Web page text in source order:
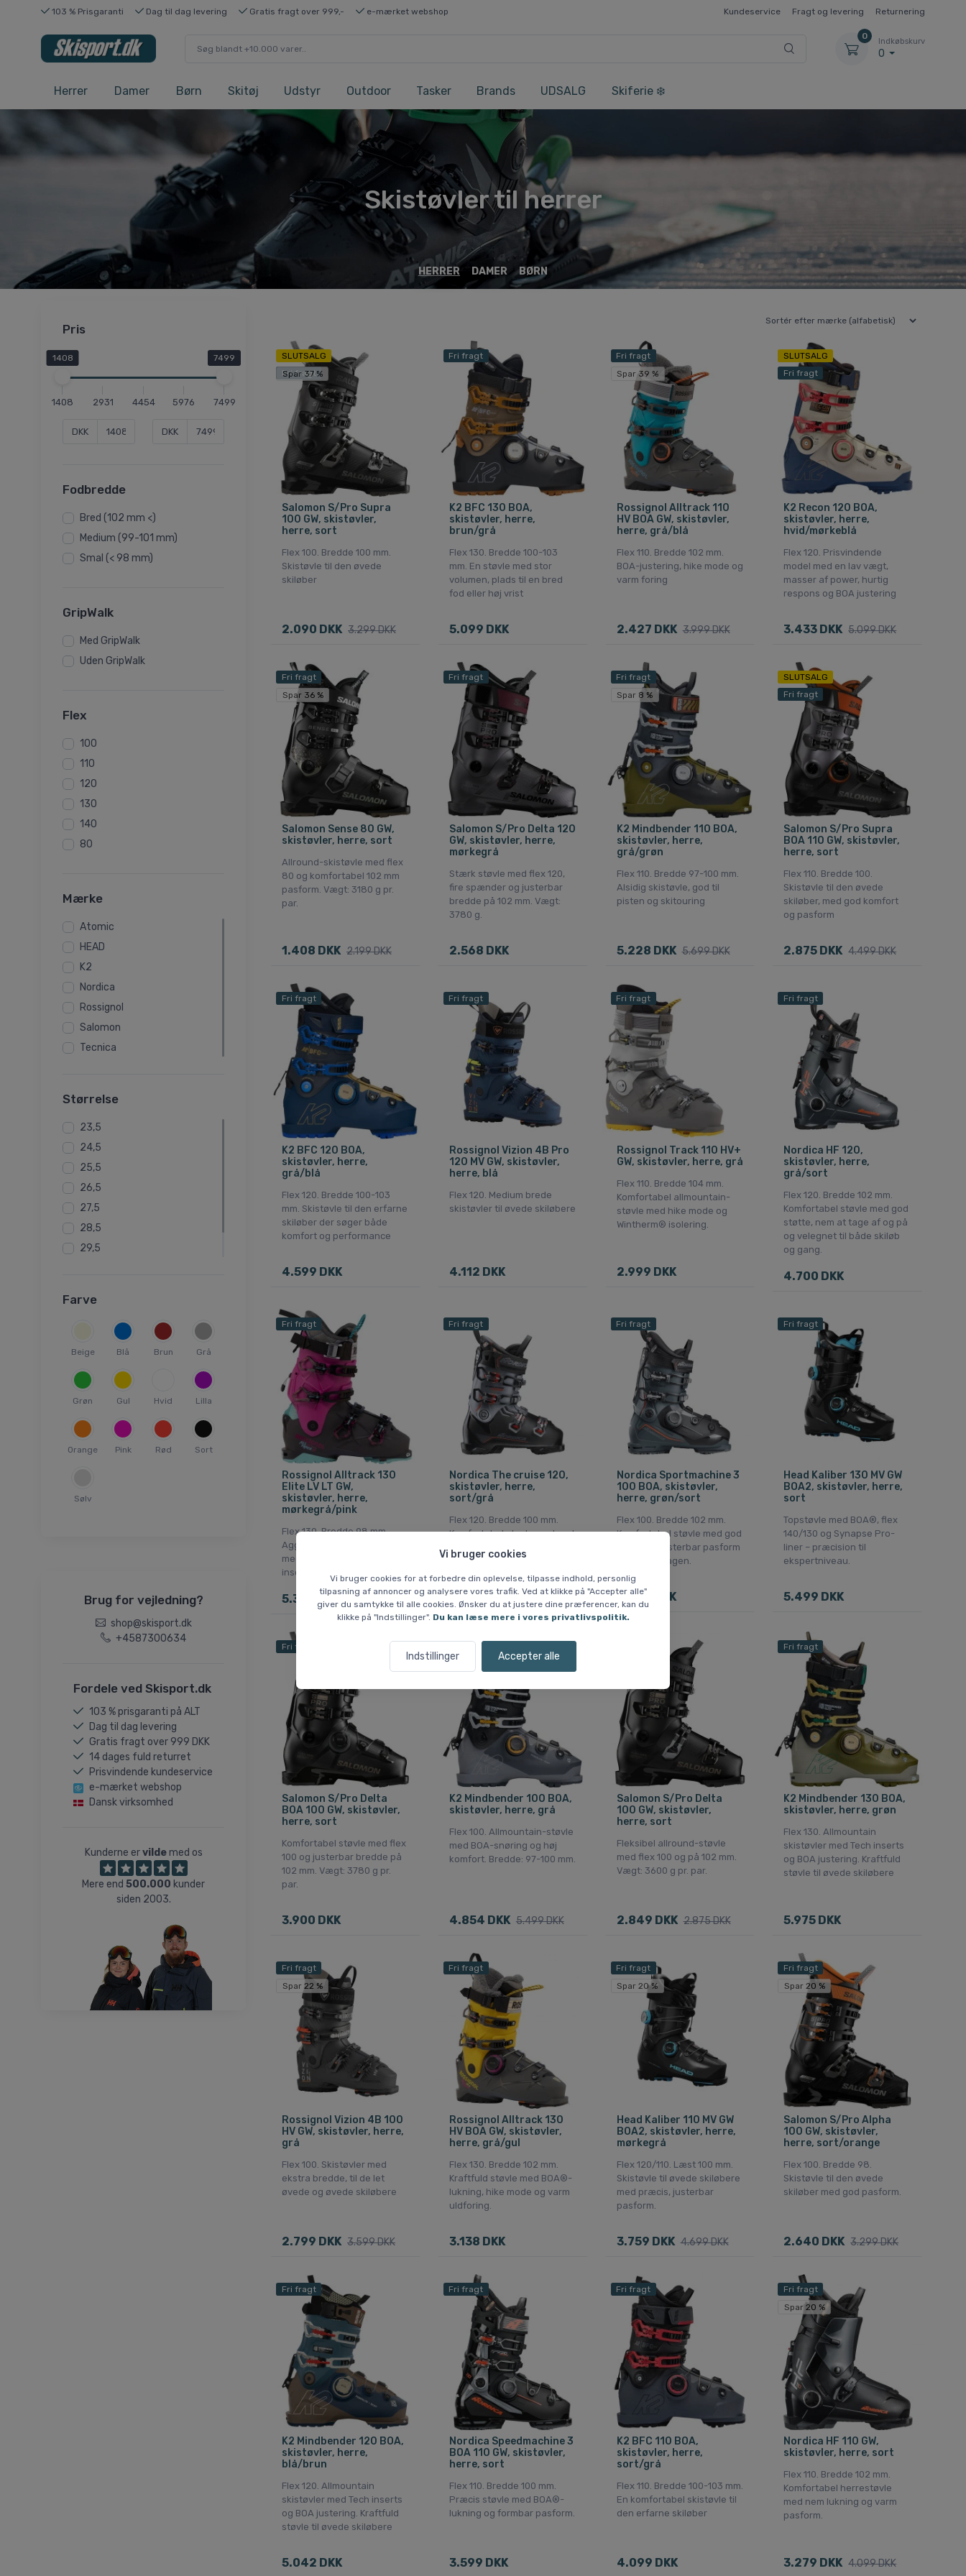
Vi bruger cookies
Vi bruger cookies for at forbedre din oplevelse, tilpasse indhold, personlig
tilpasning af annoncer og analysere vores trafik. Ved at klikke på "Accepter alle"
giver du samtykke til alle cookies. Ønsker du at justere dine præferencer, kan du
klikke på "Indstillinger". Du kan læse mere i vores privatlivspolitik.
Indstillinger Accepter alle
103 % Prisgaranti Dag til dag levering Gratis fragt over 999,- e-mærket webshop Kundeservice Fragt og levering Returnering
0
Indkøbskurv
0
Herrer Damer Børn Skitøj Udstyr Outdoor Tasker Brands UDSALG Skiferie ❄️
Skistøvler til herrer
HERRER DAMER BØRN
Pris
1408 7499
1408 2931 4454 5976 7499
DKK DKK
Fodbredde
Bred (102 mm <)
Medium (99-101 mm)
Smal (< 98 mm)
GripWalk
Med GripWalk
Uden GripWalk
Flex
100
110
120
130
140
80
Mærke
Atomic
HEAD
K2
Nordica
Rossignol
Salomon
Tecnica
Størrelse
23,5
24,5
25,5
26,5
27,5
28,5
29,5
Farve
Beige Blå Brun Grå
Grøn Gul Hvid Lilla
Orange Pink Rød Sort
Sølv
Brug for vejledning?
shop@skisport.dk
+4587300634
Fordele ved Skisport.dk
103 % prisgaranti på ALT
Dag til dag levering
Gratis fragt over 999 DKK
14 dages fuld returret
Prisvindende kundeservice
e-mærket webshop
Dansk virksomhed
Kunderne ervildemed os
Mere end 500.000 kunder
siden 2003.
SLUTSALG
Fri fragt
Spar 37 %
Salomon S/Pro Supra
100 GW, skistøvler,
herre, sort
Flex 100. Bredde 100 mm.
Skistøvle til den øvede
skiløber
2.090 DKK 3.299 DKK
Fri fragt
K2 BFC 130 BOA,
skistøvler, herre,
brun/grå
Flex 130. Bredde 100-103
mm. En støvle med stor
volumen, plads til en bred
fod eller høj vrist
5.099 DKK
Fri fragt
Spar 39 %
Rossignol Alltrack 110
HV BOA GW, skistøvler,
herre, grå/blå
Flex 110. Bredde 102 mm.
BOA-justering, hike mode og
varm foring
2.427 DKK 3.999 DKK
SLUTSALG
Fri fragt
K2 Recon 120 BOA,
skistøvler, herre,
hvid/mørkeblå
Flex 120. Prisvindende
model med en lav vægt,
masser af power, hurtig
respons og BOA justering
3.433 DKK 5.099 DKK
Fri fragt
Spar 36 %
Salomon Sense 80 GW,
skistøvler, herre, sort
Allround-skistøvle med flex
80 og komfortabel 102 mm
pasform. Vægt: 3180 g pr.
par.
1.408 DKK 2.199 DKK
Fri fragt
Salomon S/Pro Delta 120
GW, skistøvler, herre,
mørkegrå
Stærk støvle med flex 120,
fire spænder og justerbar
bredde på 102 mm. Vægt:
3780 g.
2.568 DKK
Fri fragt
Spar 8 %
K2 Mindbender 110 BOA,
skistøvler, herre,
grå/grøn
Flex 110. Bredde 97-100 mm.
Alsidig skistøvle, god til
pisten og skitouring
5.228 DKK 5.699 DKK
SLUTSALG
Fri fragt
Salomon S/Pro Supra
BOA 110 GW, skistøvler,
herre, sort
Flex 110. Bredde 100.
Skistøvle til den øvede
skiløber, med god komfort
og pasform
2.875 DKK 4.499 DKK
Fri fragt
K2 BFC 120 BOA,
skistøvler, herre,
grå/blå
Flex 120. Bredde 100-103
mm. Skistøvle til den erfarne
skiløber der søger både
komfort og performance
4.599 DKK
Fri fragt
Rossignol Vizion 4B Pro
120 MV GW, skistøvler,
herre, blå
Flex 120. Medium brede
skistøvler til øvede skiløbere
4.112 DKK
Fri fragt
Rossignol Track 110 HV+
GW, skistøvler, herre, grå
Flex 110. Bredde 104 mm.
Komfortabel allmountain-
støvle med hike mode og
Wintherm® isolering.
2.999 DKK
Fri fragt
Nordica HF 120,
skistøvler, herre,
grå/sort
Flex 120. Bredde 102 mm.
Komfortabel støvle med god
støtte, nem at tage af og på
og velegnet til både skiløb
og gang.
4.700 DKK
Fri fragt
Rossignol Alltrack 130
Elite LV LT GW,
skistøvler, herre,
mørkegrå/pink
Flex 130. Bredde 98 mm.
Aggressiv freeride-støvle
med hike mode og tech
inserts.
5.367 DKK
Fri fragt
Nordica The cruise 120,
skistøvler, herre,
sort/grå
Flex 120. Bredde 100 mm.
Komfortabel støvle med god
støtte, varme og nem
justering til varieret skiløb.
3.700 DKK
Fri fragt
Nordica Sportmachine 3
100 BOA, skistøvler,
herre, grøn/sort
Flex 100. Bredde 102 mm.
Komfortabel støvle med god
støtte og justerbar pasform
til hele skidagen.
3.800 DKK
Fri fragt
Head Kaliber 130 MV GW
BOA2, skistøvler, herre,
sort
Topstøvle med BOA®, flex
140/130 og Synapse Pro-
liner – præcision til
ekspertniveau.
5.499 DKK
Fri fragt
Salomon S/Pro Delta
BOA 100 GW, skistøvler,
herre, sort
Komfortabel støvle med flex
100 og justerbar bredde på
102 mm. Vægt: 3780 g pr.
par.
3.900 DKK
K2 Mindbender 100 BOA,
skistøvler, herre, grå
Flex 100. Allmountain-støvle
med BOA-snøring og høj
komfort. Bredde: 97-100 mm.
4.854 DKK 5.499 DKK
Salomon S/Pro Delta
100 GW, skistøvler,
herre, sort
Fleksibel allround-støvle
med flex 100 og på 102 mm.
Vægt: 3600 g pr. par.
2.849 DKK 2.875 DKK
Fri fragt
K2 Mindbender 130 BOA,
skistøvler, herre, grøn
Flex 130. Allmountain
skistøvler med Tech inserts
og BOA justering. Kraftfuld
støvle til øvede skiløbere
5.975 DKK
Fri fragt
Spar 22 %
Rossignol Vizion 4B 100
HV GW, skistøvler, herre,
grå
Flex 100. Skistøvler med
ekstra bredde, til de let
øvede og øvede skiløbere
2.799 DKK 3.599 DKK
Fri fragt
Rossignol Alltrack 130
HV BOA GW, skistøvler,
herre, grå/gul
Flex 130. Bredde 102 mm.
Kraftfuld støvle med BOA®-
lukning, hike mode og varm
uldforing.
3.138 DKK
Fri fragt
Spar 20 %
Head Kaliber 110 MV GW
BOA2, skistøvler, herre,
mørkegrå
Flex 120/110. Læst 100 mm.
Skistøvle til øvede skiløbere
med præcis, justerbar
pasform.
3.759 DKK 4.699 DKK
Fri fragt
Spar 20 %
Salomon S/Pro Alpha
100 GW, skistøvler,
herre, sort/orange
Flex 100. Bredde 98.
Skistøvle til den øvede
skiløber med god pasform.
2.640 DKK 3.299 DKK
Fri fragt
K2 Mindbender 120 BOA,
skistøvler, herre,
blå/brun
Flex 120. Allmountain
skistøvler med Tech inserts
og BOA justering. Kraftfuld
støvle til øvede skiløbere
5.042 DKK
Fri fragt
Nordica Speedmachine 3
BOA 110 GW, skistøvler,
herre, sort
Flex 110. Bredde 100 mm.
Præcis støvle med BOA®-
lukning og formbar pasform.
3.599 DKK
Fri fragt
K2 BFC 110 BOA,
skistøvler, herre,
sort/grå
Flex 110. Bredde 100-103 mm.
En komfortabel skistøvle til
den erfarne skiløber
4.099 DKK
Fri fragt
Spar 20 %
Nordica HF 110 GW,
skistøvler, herre, sort
Flex 110. Bredde 102 mm.
Komfortabel herrestøvle
med nem lukning og varm
pasform.
3.279 DKK 4.099 DKK